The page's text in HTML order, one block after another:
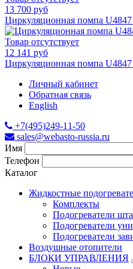
13 700 руб
Циркуляционная помпа
Товар отсутствует
12 141 руб
Циркуляционная помпа
Личный кабинет
Обратная связь
English
+7(495)249-11-50
sales@webasto-russia.ru
Имя
Телефон
Каталог
Жидкостные
Комплекты
Подогреватели
Подогреватели
Подогреватели
Воздушные отопители
БЛОКИ УПРАВЛЕНИЯ